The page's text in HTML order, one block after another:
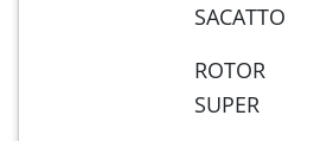
SACATTO
ROTOR
SUPER